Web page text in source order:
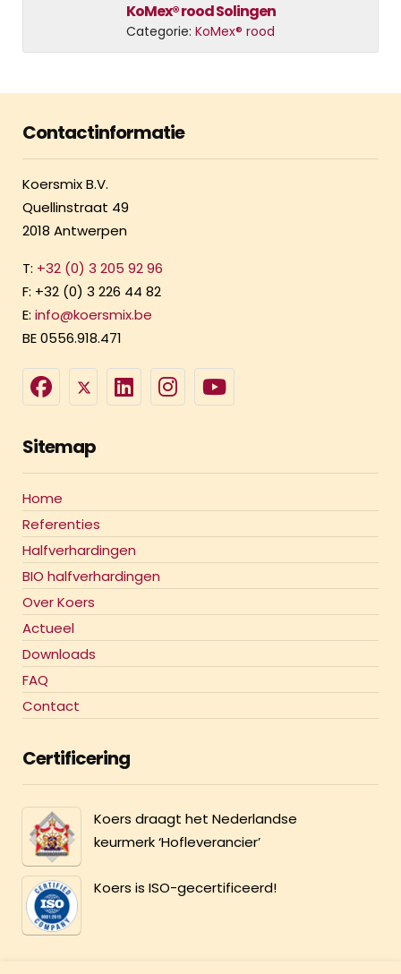
KoMex® rood Solingen
Categorie: KoMex® rood
Contactinformatie
Koersmix B.V.
Quellinstraat 49
2018 Antwerpen
T: +32 (0) 3 205 92 96
F: +32 (0) 3 226 44 82
E: info@koersmix.be
BE 0556.918.471
Sitemap
Home
Referenties
Halfverhardingen
BIO halfverhardingen
Over Koers
Actueel
Downloads
FAQ
Contact
Certificering
Koers draagt het Nederlandse
keurmerk ‘Hofleverancier’
Koers is ISO-gecertificeerd!